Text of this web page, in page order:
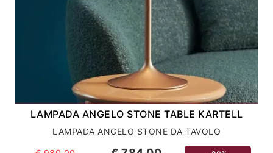
LAMPADA ANGELO STONE TABLE KARTELL
LAMPADA ANGELO STONE DA TAVOLO